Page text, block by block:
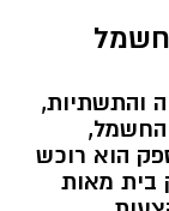
והתשתיות,
החשמל,
הוא רוכש
מאות